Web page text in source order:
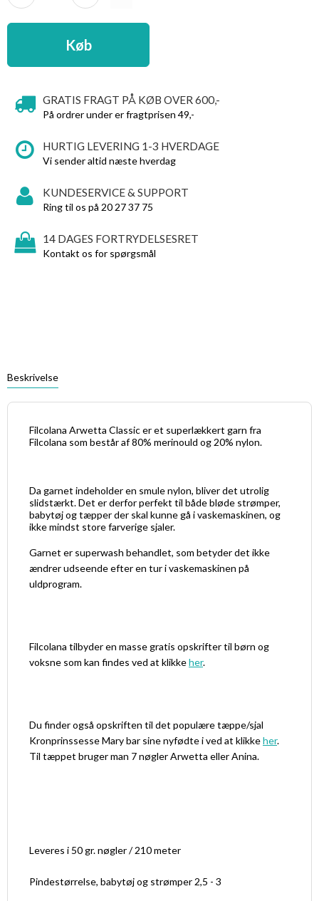
Køb
GRATIS FRAGT PÅ KØB OVER 600,-
På ordrer under er fragtprisen 49,-
HURTIG LEVERING 1-3 HVERDAGE
Vi sender altid næste hverdag
KUNDESERVICE & SUPPORT
Ring til os på 20 27 37 75
14 DAGES FORTRYDELSESRET
Kontakt os for spørgsmål
Beskrivelse
Filcolana Arwetta Classic er et superlækkert garn fra
Filcolana som består af 80% merinould og 20% nylon.
Da garnet indeholder en smule nylon, bliver det utrolig
slidstærkt. Det er derfor perfekt til både bløde strømper,
babytøj og tæpper der skal kunne gå i vaskemaskinen, og
ikke mindst store farverige sjaler.
Garnet er superwash behandlet, som betyder det ikke
ændrer udseende efter en tur i vaskemaskinen på
uldprogram.
Filcolana tilbyder en masse gratis opskrifter til børn og
voksne som kan findes ved at klikkeher.
Du finder også opskriften til det populære tæppe/sjal
Kronprinssesse Mary bar sine nyfødte i ved at klikkeher.
Til tæppet bruger man 7 nøgler Arwetta eller Anina.
Leveres i 50 gr. nøgler / 210 meter
Pindestørrelse, babytøj og strømper 2,5 - 3